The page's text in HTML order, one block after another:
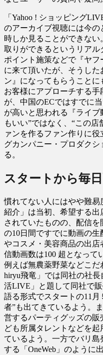
「Yahoo ! ショッピング
のアーカイブ視聴には今
時しか見ることができない
取りができるというリア
ポイント施策などで『ヤ
に来て頂いたが、そうし
ン』になってもらうこと
お客様にアプローチする
が、中国のECではすでに
が高いと思われる『ライ
もいい”ではなく、“この
ァンを作るファン作りに
グカンパニー・プロダク
る。
スタートから毎
慣れてない人にはやや難
紹介」は当初、希望する
されていたものの、配信
の10日間ですでに動画の
やコスメ・美容商品の出
信動画数は100 超となって
例えば無農薬野菜などこ
hiryu飛竜」では同社の社
活LIVE」と題して同社で
語る形式でスタートの11
者”も出てきているよう。
営するパーティグッズの
ども所属タレントなどを
ているよう。一方でバリ
する「OneWeb」のように